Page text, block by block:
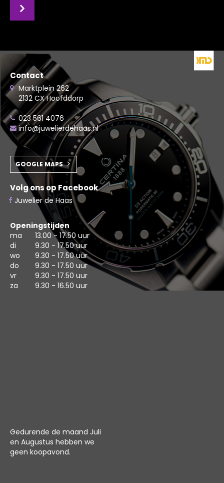
Contact
Marktplein 262
2132 CX Hoofddorp
023 561 4076
info@juwelierdehaas.nl
GOOGLE MAPS
Volg ons op Facebook
Juwelier de Haas
Openingstijden
ma
13.00 - 17.50 uur
di
9.30 - 17.50 uur
wo
9.30 - 17.50 uur
do
9.30 - 17.50 uur
vr
9.30 - 17.50 uur
za
9.30 - 16.50 uur
Gedurende de maand Juli
en Augustus hebben we
geen koopavond.